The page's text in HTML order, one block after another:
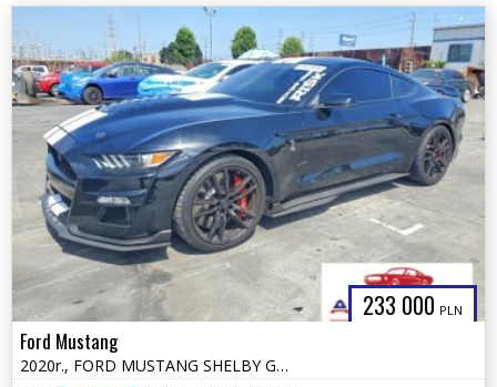
233 000 PLN
Ford Mustang
2020r., FORD MUSTANG SHELBY GT500, 5.2L, od ubezpieczalni